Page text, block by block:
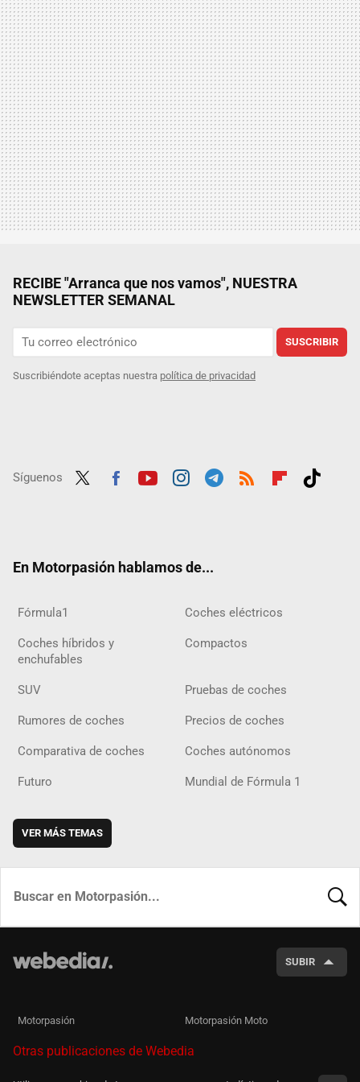
RECIBE "Arranca que nos vamos", NUESTRA
NEWSLETTER SEMANAL
SUSCRIBIR
Suscribiéndote aceptas nuestra política de privacidad
Síguenos
En Motorpasión hablamos de...
Fórmula1 Coches eléctricos
Coches híbridos y
enchufables
Compactos
SUV Pruebas de coches
Rumores de coches Precios de coches
Comparativa de coches Coches autónomos
Futuro Mundial de Fórmula 1
VER MÁS TEMAS
SUBIR
Motorpasión Motorpasión Moto
Otras publicaciones de Webedia